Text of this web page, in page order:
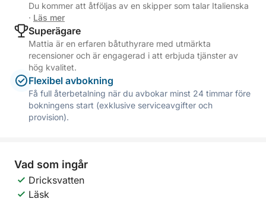
Du kommer att åtföljas av en skipper som talar Italienska
· Läs mer
Superägare
Mattia är en erfaren båtuthyrare med utmärkta
recensioner och är engagerad i att erbjuda tjänster av
hög kvalitet.
Flexibel avbokning
Få full återbetalning när du avbokar minst 24 timmar före
bokningens start (exklusive serviceavgifter och
provision).
Vad som ingår
Dricksvatten
Läsk